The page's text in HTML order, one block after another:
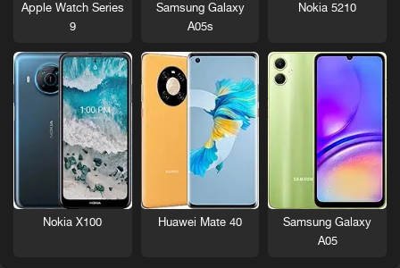
Nokia 5210
Samsung Galaxy
A05s
Apple Watch Series
9
Samsung Galaxy
A05
Huawei Mate 40
Nokia X100